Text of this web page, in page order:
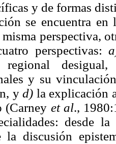
y de formas
se encuentra
misma perspectiva,
perspectivas:
regional
y su
y d) la explicación
(Carney et al.,
desde
la discusión